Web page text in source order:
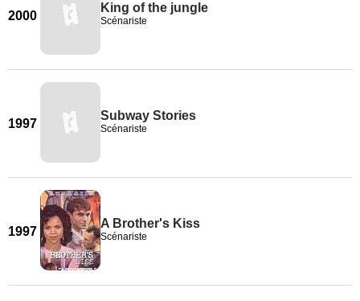
2000
King of the jungle
Scénariste
1997
Subway Stories
Scénariste
1997
A Brother's Kiss
Scénariste